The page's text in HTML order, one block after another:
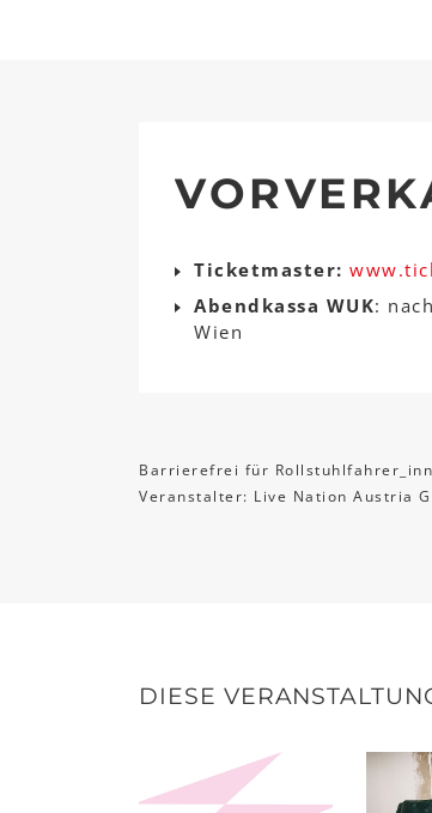
Ticketmaster:
Abendkassa WUK:
Wien
Barrierefrei für
Veranstalter: Live Nation Austria
DIESE